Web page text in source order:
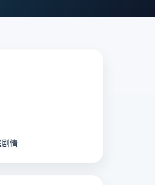
情